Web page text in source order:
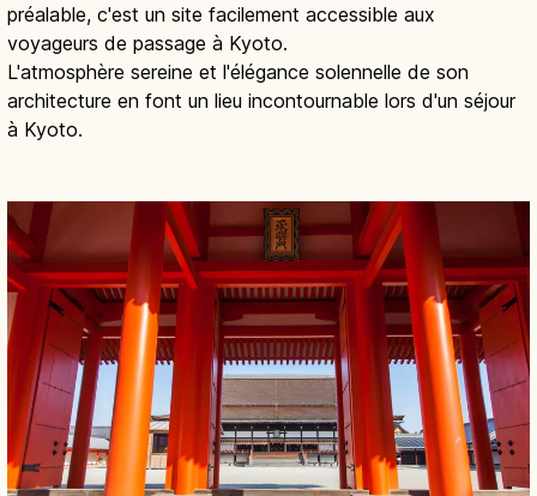
préalable, c'est un site facilement accessible aux
voyageurs de passage à Kyoto.
L'atmosphère sereine et l'élégance solennelle de son
architecture en font un lieu incontournable lors d'un séjour
à Kyoto.